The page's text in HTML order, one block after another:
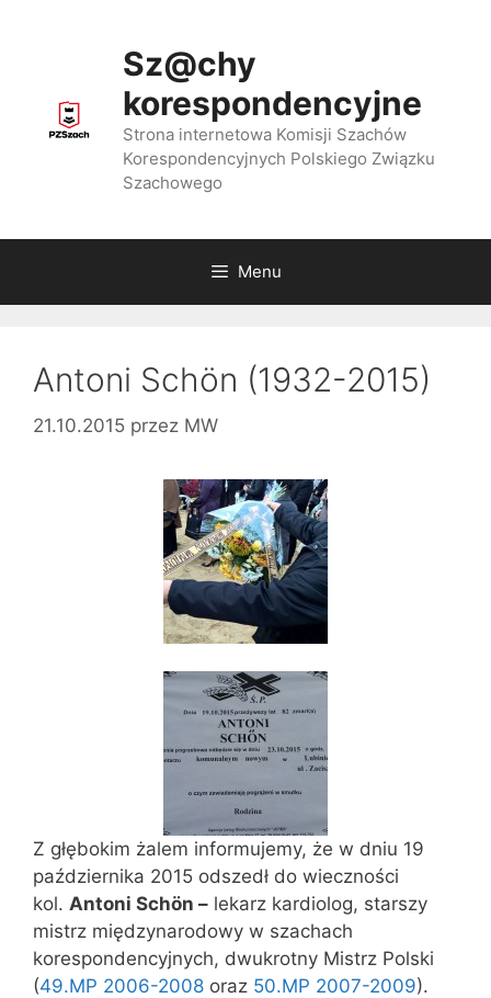
Sz@chy
korespondencyjne
Strona internetowa Komisji Szachów
Korespondencyjnych Polskiego Związku
Szachowego
Menu
Antoni Schön (1932-2015)
21.10.2015 przez MW
Z głębokim żalem informujemy, że w dniu 19
października 2015 odszedł do wieczności
kol. Antoni Schön – lekarz kardiolog, starszy
mistrz międzynarodowy w szachach
korespondencyjnych, dwukrotny Mistrz Polski
(49.MP 2006-2008 oraz 50.MP 2007-2009).